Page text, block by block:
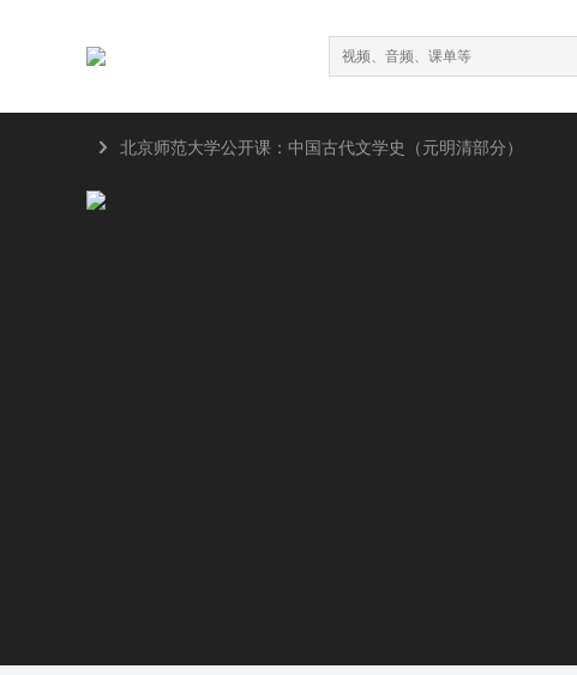
 北京师范大学公开课：中国古代文学史（元明清部分）